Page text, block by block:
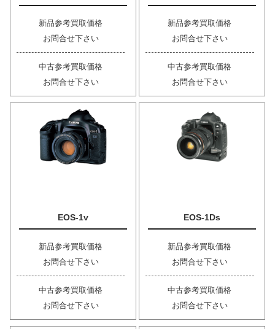
新品参考買取価格
お問合せ下さい
中古参考買取価格
お問合せ下さい
新品参考買取価格
お問合せ下さい
中古参考買取価格
お問合せ下さい
EOS-1v
新品参考買取価格
お問合せ下さい
中古参考買取価格
お問合せ下さい
EOS-1Ds
新品参考買取価格
お問合せ下さい
中古参考買取価格
お問合せ下さい